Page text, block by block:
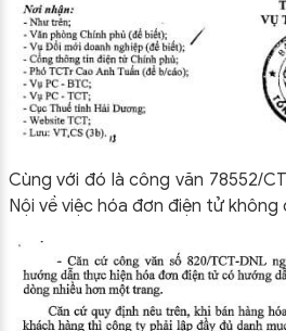
Cùng với đó là công văn 78552/
Nội về việc hóa đơn điện tử không